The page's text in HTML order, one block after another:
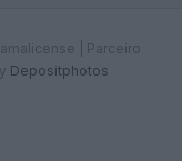
| Parceiro
Depositphotos